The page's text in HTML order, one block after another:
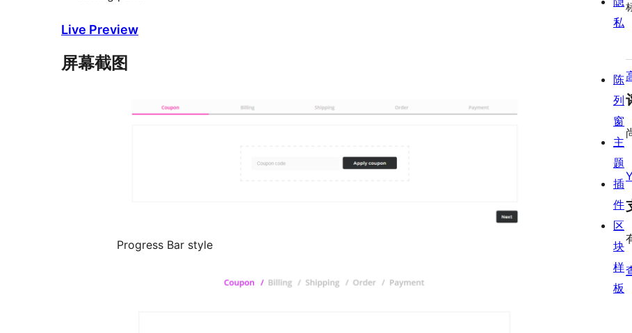
Live Preview
屏幕截图
Progress Bar style
私
陈
列
窗
主
题
插
件
区
块
样
板